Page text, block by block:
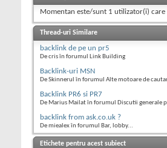
Momentan este/sunt 1 utilizator(i) care
Thread-uri Similare
backlink de pe un pr5
De cris în forumul Link Building
Backlink-uri MSN
De Skinnerul în forumul Alte motoare de
Backlink PR6 si PR7
De Marius Mailat în forumul Discutii generale
backlink from ask.co.uk ?
De miealex în forumul Bar, lobby...
Etichete pentru acest subiect